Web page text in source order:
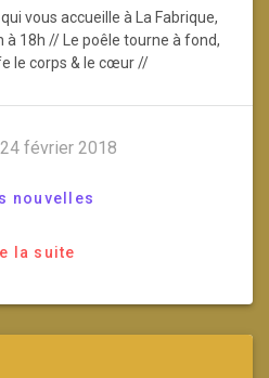
vous accueille à La Fabrique,
à 18h // Le poêle tourne à fond,
le corps & le cœur //
24 février 2018
nouvelles
la suite